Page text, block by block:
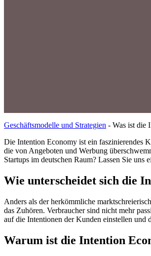
Geschäftsmodelle und Strategien - Was ist die
Die Intention Economy ist ein faszinierendes
die von Angeboten und Werbung
Startups im deutschen Raum? Lassen Sie
Wie unterscheidet sich die
Anders als der herkömmliche
das Zuhören. Verbraucher sind nicht mehr
auf die Intentionen der Kunden einstellen und
Warum ist die Intention